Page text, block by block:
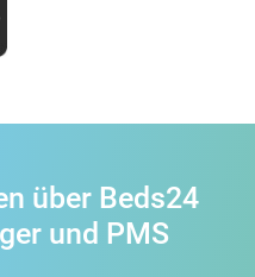
über Beds24
und PMS